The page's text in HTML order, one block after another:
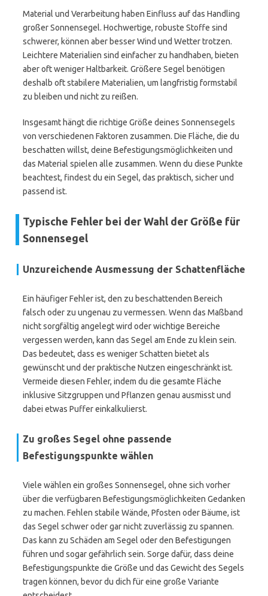
Material und Verarbeitung haben Einfluss auf das Handling
großer Sonnensegel. Hochwertige, robuste Stoffe sind
schwerer, können aber besser Wind und Wetter trotzen.
Leichtere Materialien sind einfacher zu handhaben, bieten
aber oft weniger Haltbarkeit. Größere Segel benötigen
deshalb oft stabilere Materialien, um langfristig formstabil
zu bleiben und nicht zu reißen.
Insgesamt hängt die richtige Größe deines Sonnensegels
von verschiedenen Faktoren zusammen. Die Fläche, die du
beschatten willst, deine Befestigungsmöglichkeiten und
das Material spielen alle zusammen. Wenn du diese Punkte
beachtest, findest du ein Segel, das praktisch, sicher und
passend ist.
Typische Fehler bei der Wahl der Größe für
Sonnensegel
Unzureichende Ausmessung der Schattenfläche
Ein häufiger Fehler ist, den zu beschattenden Bereich
falsch oder zu ungenau zu vermessen. Wenn das Maßband
nicht sorgfältig angelegt wird oder wichtige Bereiche
vergessen werden, kann das Segel am Ende zu klein sein.
Das bedeutet, dass es weniger Schatten bietet als
gewünscht und der praktische Nutzen eingeschränkt ist.
Vermeide diesen Fehler, indem du die gesamte Fläche
inklusive Sitzgruppen und Pflanzen genau ausmisst und
dabei etwas Puffer einkalkulierst.
Zu großes Segel ohne passende
Befestigungspunkte wählen
Viele wählen ein großes Sonnensegel, ohne sich vorher
über die verfügbaren Befestigungsmöglichkeiten Gedanken
zu machen. Fehlen stabile Wände, Pfosten oder Bäume, ist
das Segel schwer oder gar nicht zuverlässig zu spannen.
Das kann zu Schäden am Segel oder den Befestigungen
führen und sogar gefährlich sein. Sorge dafür, dass deine
Befestigungspunkte die Größe und das Gewicht des Segels
tragen können, bevor du dich für eine große Variante